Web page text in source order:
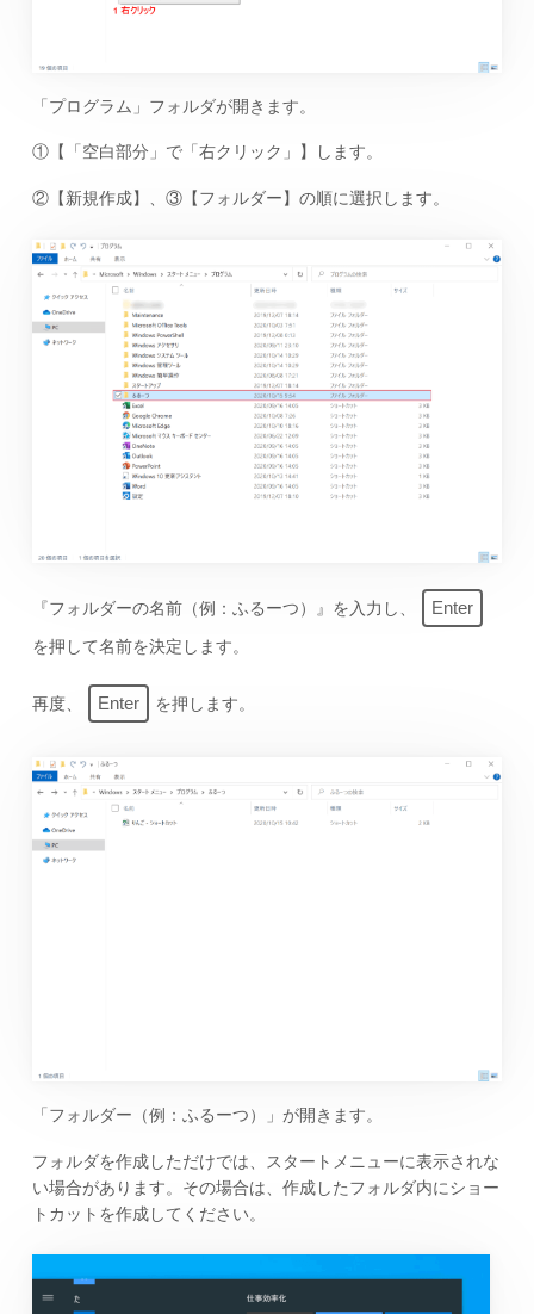
「プログラム」フォルダが開きます。
①【「空白部分」で「右クリック」】します。
②【新規作成】、③【フォルダー】の順に選択します。
『フォルダーの名前（例：ふるーつ）』を入力し、 Enter
を押して名前を決定します。
再度、 Enter を押します。
「フォルダー（例：ふるーつ）」が開きます。
フォルダを作成しただけでは、スタートメニューに表示されな
い場合があります。その場合は、作成したフォルダ内にショー
トカットを作成してください。